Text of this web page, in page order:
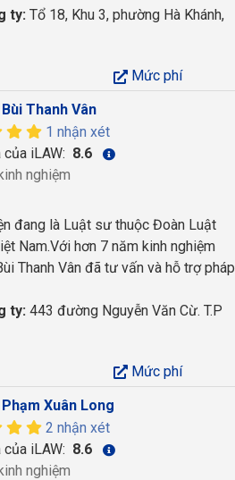
ty: Tổ 18, Khu 3, phường Hà Khánh,
Mức phí
Bùi Thanh Vân
1 nhận xét
iLAW: 8.6
nghiệm
đang là Luật sư thuộc Đoàn Luật
Nam.Với hơn 7 năm kinh nghiệm
Thanh Vân đã tư vấn và hỗ trợ pháp
ty: 443 đường Nguyễn Văn Cừ. T.P
Mức phí
Phạm Xuân Long
2 nhận xét
iLAW: 8.6
nghiệm